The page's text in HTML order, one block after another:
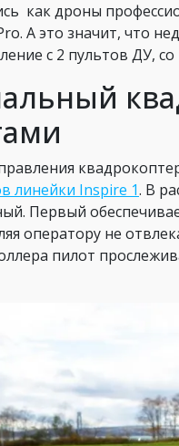
как дроны
А это значит, что
с 2 пультов ДУ,
линейки Inspire 1. В
Первый
оператору не
пилот